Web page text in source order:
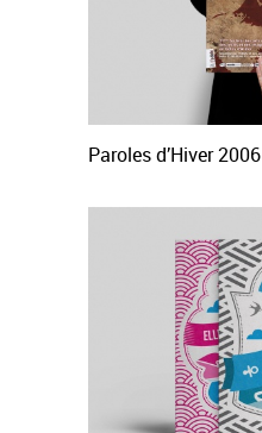
Paroles d’Hiver 2006